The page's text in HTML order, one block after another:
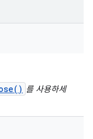
를 사용하세